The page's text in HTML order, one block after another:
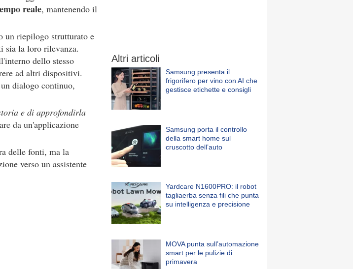
reale, mantenendo il
un riepilogo strutturato e
sia la loro rilevanza.
dello stesso
ad altri dispositivi.
dialogo continuo,
e di approfondirla
da un'applicazione
delle fonti, ma la
verso un assistente
Altri articoli
Samsung presenta il
frigorifero per vino con AI che
gestisce etichette e consigli
Samsung porta il controllo
della smart home sul
cruscotto dell’auto
Yardcare N1600PRO: il robot
tagliaerba senza fili che punta
su intelligenza e precisione
MOVA punta sull’automazione
smart per le pulizie di
primavera